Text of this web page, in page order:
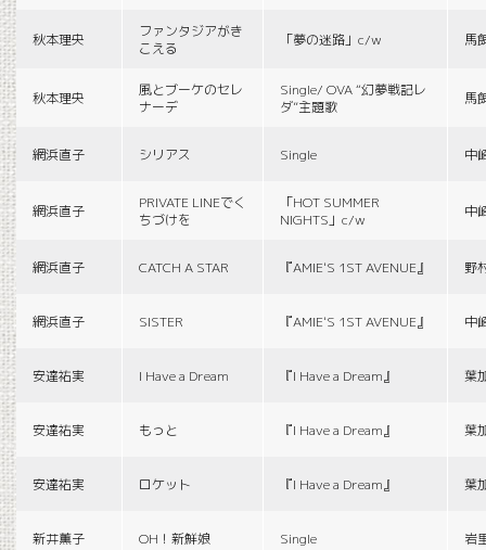
秋本理央
ファンタジアがき
こえる
「夢の迷路」c/w 馬
秋本理央
風とブーケのセレ
ナーデ
Single/ OVA “幻夢戦記レ
ダ”主題歌
馬
網浜直子 シリアス Single 中
網浜直子
PRIVATE LINEでく
ちづけを
「HOT SUMMER
NIGHTS」c/w
中
網浜直子 CATCH A STAR 『AMIE'S 1ST AVENUE』 野
網浜直子 SISTER 『AMIE'S 1ST AVENUE』 中
安達祐実 I Have a Dream 『I Have a Dream』 葉
安達祐実 もっと 『I Have a Dream』 葉
安達祐実 ロケット 『I Have a Dream』 葉
新井薫子 OH！新鮮娘 Single 岩